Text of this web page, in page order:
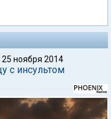
25 ноября 2014
с инсультом